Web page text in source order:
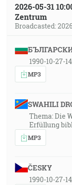
2026-05-31
Zentrum
Broadcasted:
1990-10-27-
MP3
SWAHILI
Thema: Die
Erfüllung
MP3
ČESKY
1990-10-27-